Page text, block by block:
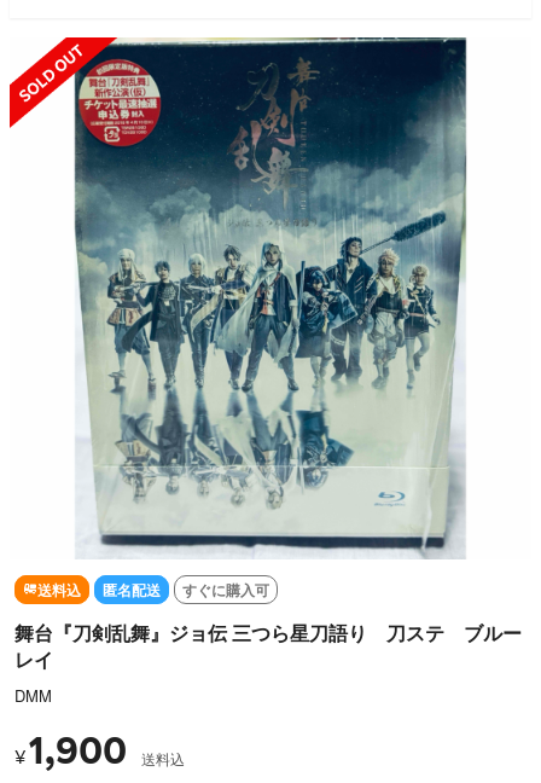
SOLD OUT
送料込 匿名配送 すぐに購入可
舞台『刀剣乱舞』ジョ伝 三つら星刀語り 刀ステ ブルー
レイ
DMM
¥1,900 送料込